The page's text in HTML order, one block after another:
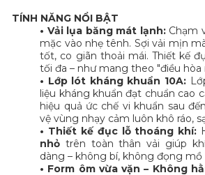
TÍNH NĂNG NỔI BẬT
• Vải lụa băng mát lạnh: Chạm
mặc vào nhẹ tênh. Sợi vải mịn
tốt, co giãn thoải mái. Thiết kế
tối đa – như mang theo "điều
• Lớp lót kháng khuẩn 10A:
liệu kháng khuẩn đạt chuẩn cao
hiệu quả ức chế vi khuẩn sau đến
vệ vùng nhạy cảm luôn khô ráo,
• Thiết kế đục lỗ thoáng khí:
nhỏ trên toàn thân vải giúp
dàng – không bí, không đọng mồ
• Form ôm vừa vặn – Không